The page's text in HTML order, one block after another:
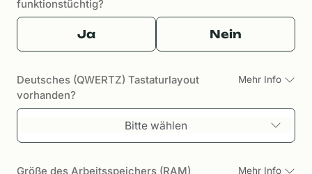
funktionstüchtig?
Ja Nein
Deutsches (QWERTZ) Tastaturlayout
vorhanden?
Mehr Info
Bitte wählen
Größe des Arbeitsspeichers (RAM) Mehr Info